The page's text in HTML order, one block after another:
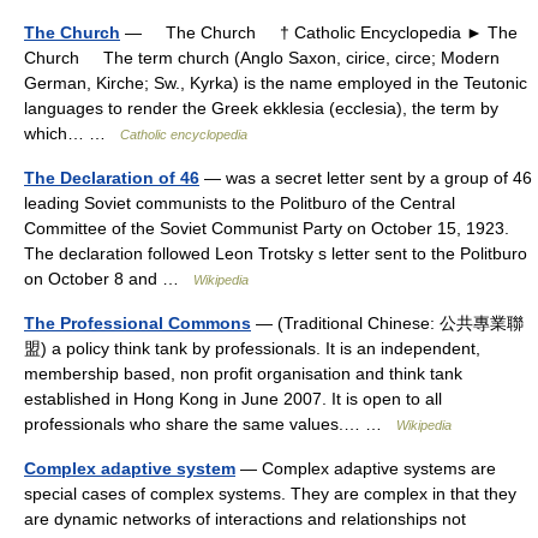
The Church — The Church † Catholic Encyclopedia ► The
Church The term church (Anglo Saxon, cirice, circe; Modern
German, Kirche; Sw., Kyrka) is the name employed in the Teutonic
languages to render the Greek ekklesia (ecclesia), the term by
which… …
Catholic encyclopedia
The Declaration of 46 — was a secret letter sent by a group of 46
leading Soviet communists to the Politburo of the Central
Committee of the Soviet Communist Party on October 15, 1923.
The declaration followed Leon Trotsky s letter sent to the Politburo
on October 8 and …
Wikipedia
The Professional Commons — (Traditional Chinese: 公共專業聯
盟) a policy think tank by professionals. It is an independent,
membership based, non profit organisation and think tank
established in Hong Kong in June 2007. It is open to all
professionals who share the same values.… …
Wikipedia
Complex adaptive system — Complex adaptive systems are
special cases of complex systems. They are complex in that they
are dynamic networks of interactions and relationships not